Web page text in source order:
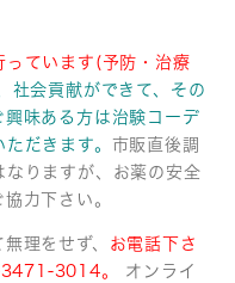
ています(予防・治療
社会貢献ができて、その
興味ある方は治験コーデ
だきます。 市販直後調
りますが、お薬の安全
力下さい。
理をせず、 お電話下さ
3014。
オンライ